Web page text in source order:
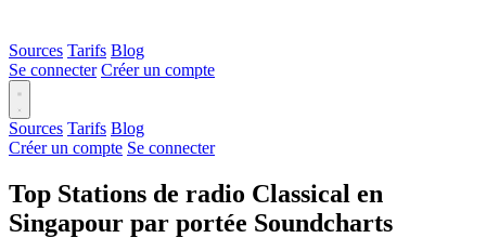
Sources Tarifs Blog
Se connecter Créer un compte
Sources Tarifs Blog
Créer un compte Se connecter
Top Stations de radio Classical en
Singapour par portée Soundcharts